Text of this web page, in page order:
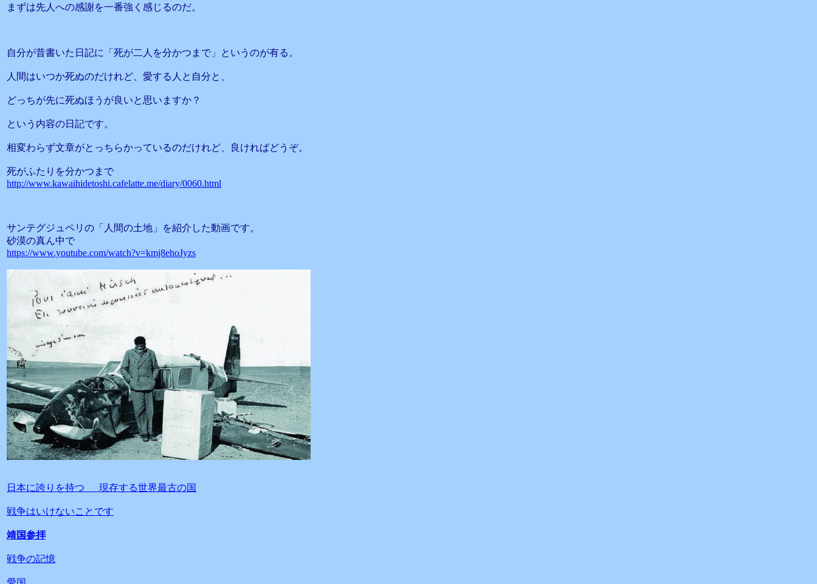
まずは先人への感謝を一番強く感じるのだ。
自分が昔書いた日記に「死が二人を分かつまで」というのが有る。
人間はいつか死ぬのだけれど、愛する人と自分と、
どっちが先に死ぬほうが良いと思いますか？
という内容の日記です。
相変わらず文章がとっちらかっているのだけれど、良ければどうぞ。
死がふたりを分かつまで
http://www.kawaihidetoshi.cafelatte.me/diary/0060.html
サンテグジュペリの「人間の土地」を紹介した動画です。
砂漠の真ん中で
https://www.youtube.com/watch?v=kmj8ehoJyzs
日本に誇りを持つ 現存する世界最古の国
戦争はいけないことです
靖国参拝
戦争の記憶